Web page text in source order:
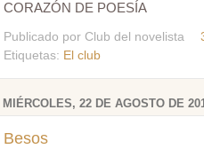
CORAZÓN DE POESÍA
Publicado por Club del novelista
Etiquetas: El club
MIÉRCOLES, 22 DE AGOSTO DE
Besos